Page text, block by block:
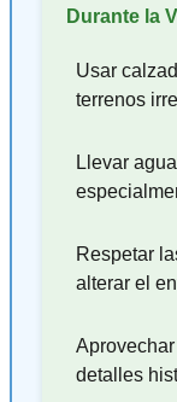
Durante la
Usar
terrenos
Llevar
Respetar
alterar el
detalles